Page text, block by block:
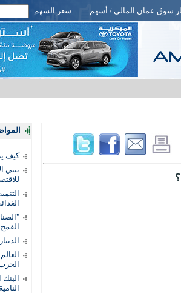
سوق عمان المالي / أسهم سعر السهم
كيف
تبني